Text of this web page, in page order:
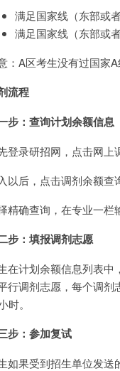
满足国家线（东部或
满足国家线（东部或
：A区考生没有过国家
流程
步：查询计划余额信息
登录研招网，点击网上
以后，点击调剂余额查
精确查询，在专业一栏
步：填报调剂志愿
在计划余额信息列表中
行调剂志愿，每个调剂
时。
步：参加复试
如果受到招生单位发送